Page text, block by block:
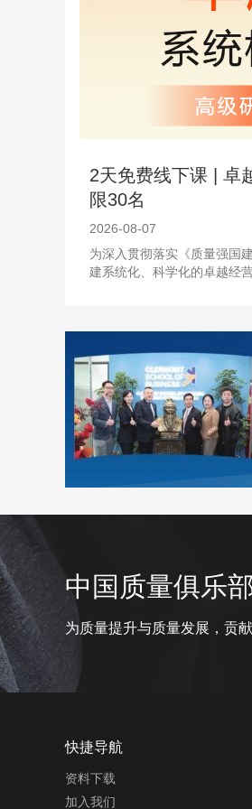
2天免费线下课 | 卓
限30名
2026-08-07
为深入贯彻落实《质量强国
建系统化、科学化的卓越经
中国质量俱乐
为质量提升与质量发展，贡
快捷导航
资料下载
加入我们